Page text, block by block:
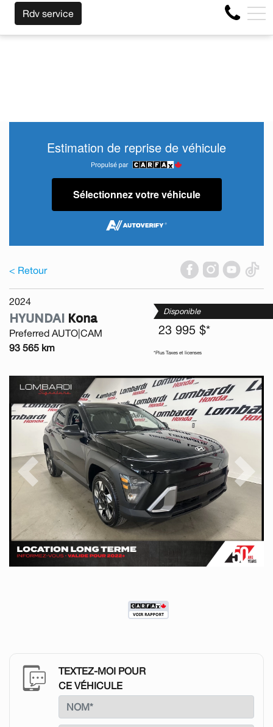
NOUS RACHETONS VOTRE AUTO PEU IMPORTE LA
4356 Boul Métropolitain E, Montréal, QC, CA H1S 1A2
EN
Rdv service
Estimation de reprise de véhicule
Sélectionnez votre véhicule
< Retour
2024
HYUNDAI Kona
Preferred AUTO|CAM
93 565 km
Disponible
23 995 $*
*Plus Taxes et licenses
Previous Next
TEXTEZ-MOI POUR
CE VÉHICULE